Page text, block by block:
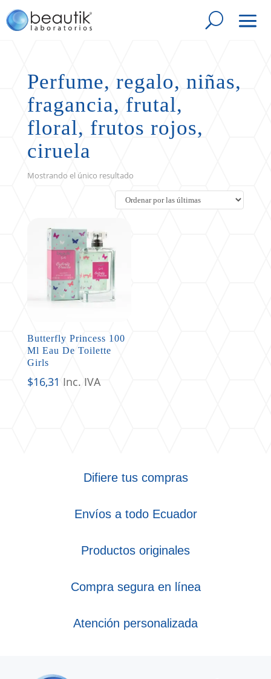
Perfume, regalo, niñas,
fragancia, frutal,
floral, frutos rojos,
ciruela
Mostrando el único resultado
Butterfly Princess 100
Ml Eau De Toilette
Girls
$16,31 Inc. IVA
Difiere tus compras
Envíos a todo Ecuador
Productos originales
Compra segura en línea
Atención personalizada